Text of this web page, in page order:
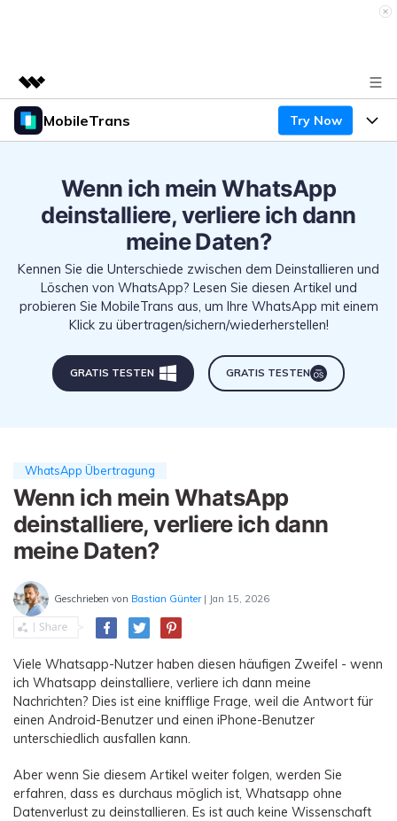
Top-Produkte
Dienstprogramme
Lösungen
Über uns
Shop
MobileTrans Try Now
Desktop
Funktionen
Lösungen
Handydatenübertragung
Handy-Backup & Wiederherstellung
WhatsApp Manager
WEITERE THEMEN ERKUNDEN
Preise
Preise für Mac
Bildungsplan
Wettbewerbe & Events
Wenn ich mein WhatsApp
deinstalliere, verliere ich dann
meine Daten?
Kennen Sie die Unterschiede zwischen dem Deinstallieren und
Löschen von WhatsApp? Lesen Sie diesen Artikel und
probieren Sie MobileTrans aus, um Ihre WhatsApp mit einem
Klick zu übertragen/sichern/wiederherstellen!
GRATIS TESTEN GRATIS TESTEN
WhatsApp Übertragung
Wenn ich mein WhatsApp
deinstalliere, verliere ich dann
meine Daten?
Geschrieben von Bastian Günter | Jan 15, 2026
Viele Whatsapp-Nutzer haben diesen häufigen Zweifel - wenn
ich Whatsapp deinstalliere, verliere ich dann meine
Nachrichten? Dies ist eine knifflige Frage, weil die Antwort für
einen Android-Benutzer und einen iPhone-Benutzer
unterschiedlich ausfallen kann.
Aber wenn Sie diesem Artikel weiter folgen, werden Sie
erfahren, dass es durchaus möglich ist, Whatsapp ohne
Datenverlust zu deinstallieren. Es ist auch keine Wissenschaft